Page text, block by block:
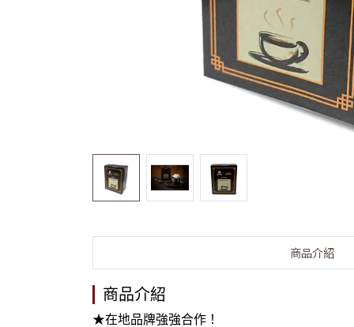
商品介紹
商品介紹
★在地品牌強強合作！